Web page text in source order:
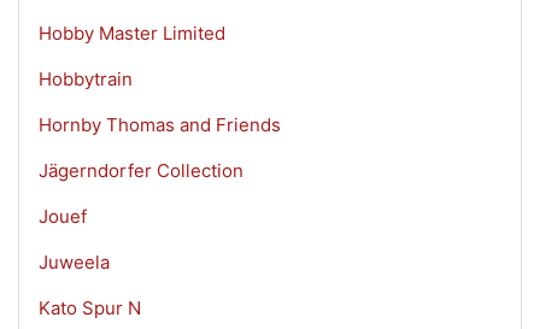
Hobby Master Limited
Hobbytrain
Hornby Thomas and Friends
Jägerndorfer Collection
Jouef
Juweela
Kato Spur N